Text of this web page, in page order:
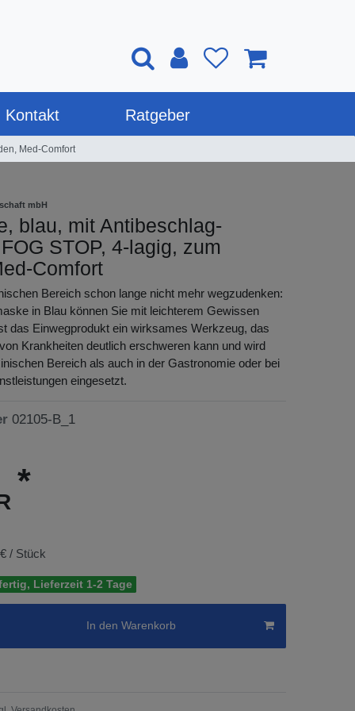
Kontakt Ratgeber
Med-Comfort
mbH
blau, mit Antibeschlag-
STOP, 4-lagig, zum
Comfort
Bereich schon lange nicht mehr wegzudenken:
in Blau können Sie mit leichterem Gewissen
das Einwegprodukt ein wirksames Werkzeug, das
Krankheiten deutlich erschweren kann und wird
Bereich als auch in der Gastronomie oder bei
eingesetzt.
02105-B_1
*
/ Stück
Lieferzeit 1-2 Tage
In den Warenkorb